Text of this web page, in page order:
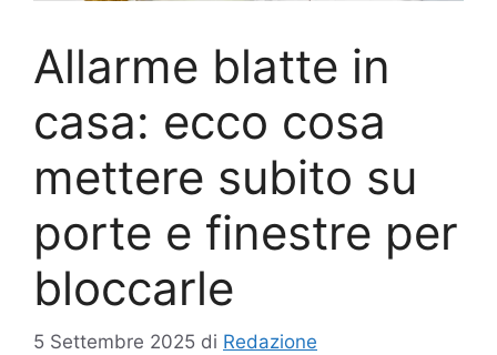
Allarme blatte in
casa: ecco cosa
mettere subito su
porte e finestre per
bloccarle
5 Settembre 2025 di Redazione